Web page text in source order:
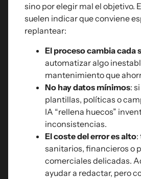
sino por elegir mal el objetivo.
suelen indicar que conviene
replantear:
El proceso cambia cada
automatizar algo
mantenimiento que
No hay datos mínimos:
plantillas, políticas o
IA “rellena huecos”
inconsistencias.
El coste del error es alto:
sanitarios, financieros o
comerciales delicadas.
ayudar a redactar, pero